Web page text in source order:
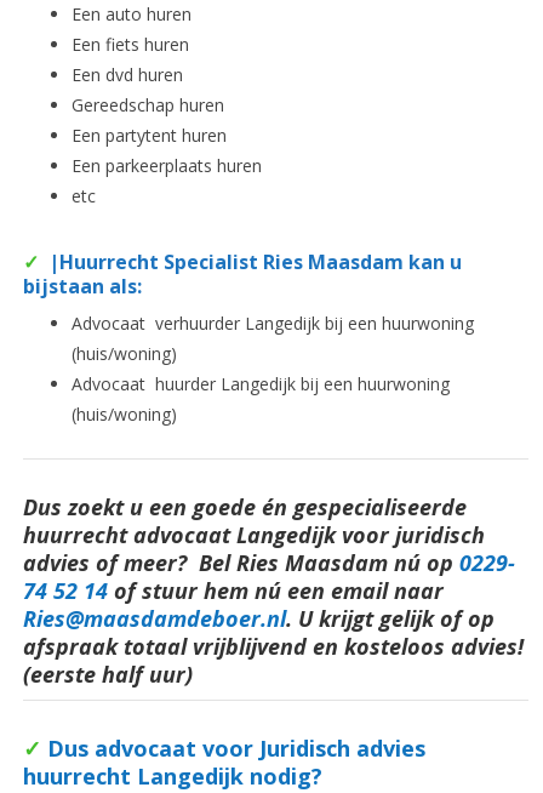
Een auto huren
Een fiets huren
Een dvd huren
Gereedschap huren
Een partytent huren
Een parkeerplaats huren
etc
✓ |Huurrecht Specialist Ries Maasdam kan u
bijstaan als:
Advocaat verhuurder Langedijk bij een huurwoning
(huis/woning)
Advocaat huurder Langedijk bij een huurwoning
(huis/woning)
Dus zoekt u een goede én gespecialiseerde
huurrecht advocaat Langedijk voor juridisch
advies of meer? Bel Ries Maasdam nú op 0229-
74 52 14 of stuur hem nú een email naar
Ries@maasdamdeboer.nl. U krijgt gelijk of op
afspraak totaal vrijblijvend en kosteloos advies!
(eerste half uur)
✓ Dus advocaat voor Juridisch advies
huurrecht Langedijk nodig?